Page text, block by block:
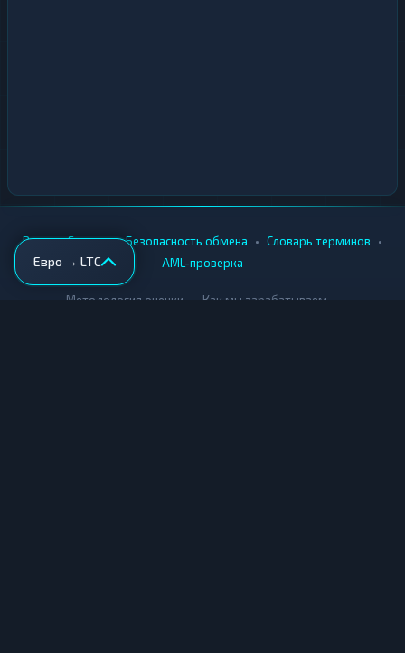
Евро → LTC
Вики • Города • Безопасность обмена • Словарь терминов •
AML-проверка
Методология оценки Как мы зарабатываем